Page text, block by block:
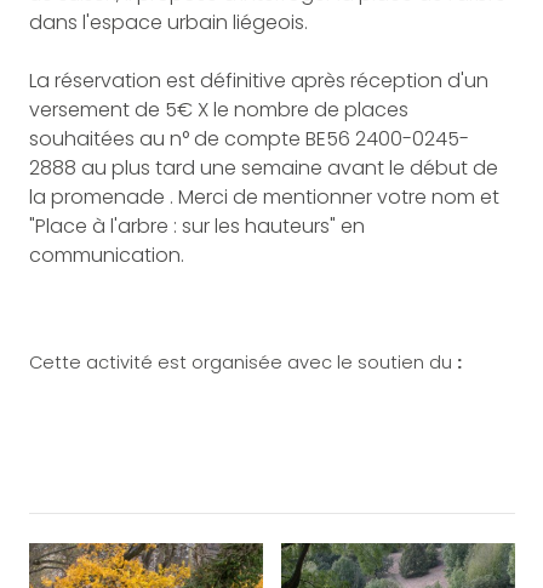
dans l'espace urbain liégeois.
La réservation est définitive après réception d'un
versement de 5€ X le nombre de places
souhaitées au n° de compte BE56 2400-0245-
2888 au plus tard une semaine avant le début de
la promenade . Merci de mentionner votre nom et
"Place à l'arbre : sur les hauteurs" en
communication.
Cette activité est organisée avec le soutien du :